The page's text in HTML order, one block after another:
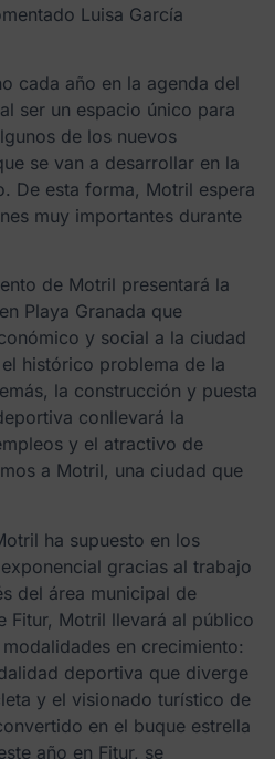
Luisa García
cada año en la agenda del
ser un espacio único para
de los nuevos
se van a desarrollar en la
De esta forma, Motril espera
muy importantes durante
de Motril presentará la
Playa Granada que
y social a la ciudad
histórico problema de la
la construcción y puesta
conllevará la
y el atractivo de
a Motril, una ciudad que
ha supuesto en los
gracias al trabajo
del área municipal de
Fitur, Motril llevará al público
en crecimiento:
deportiva que diverge
y el visionado turístico de
en el buque estrella
año en Fitur, se